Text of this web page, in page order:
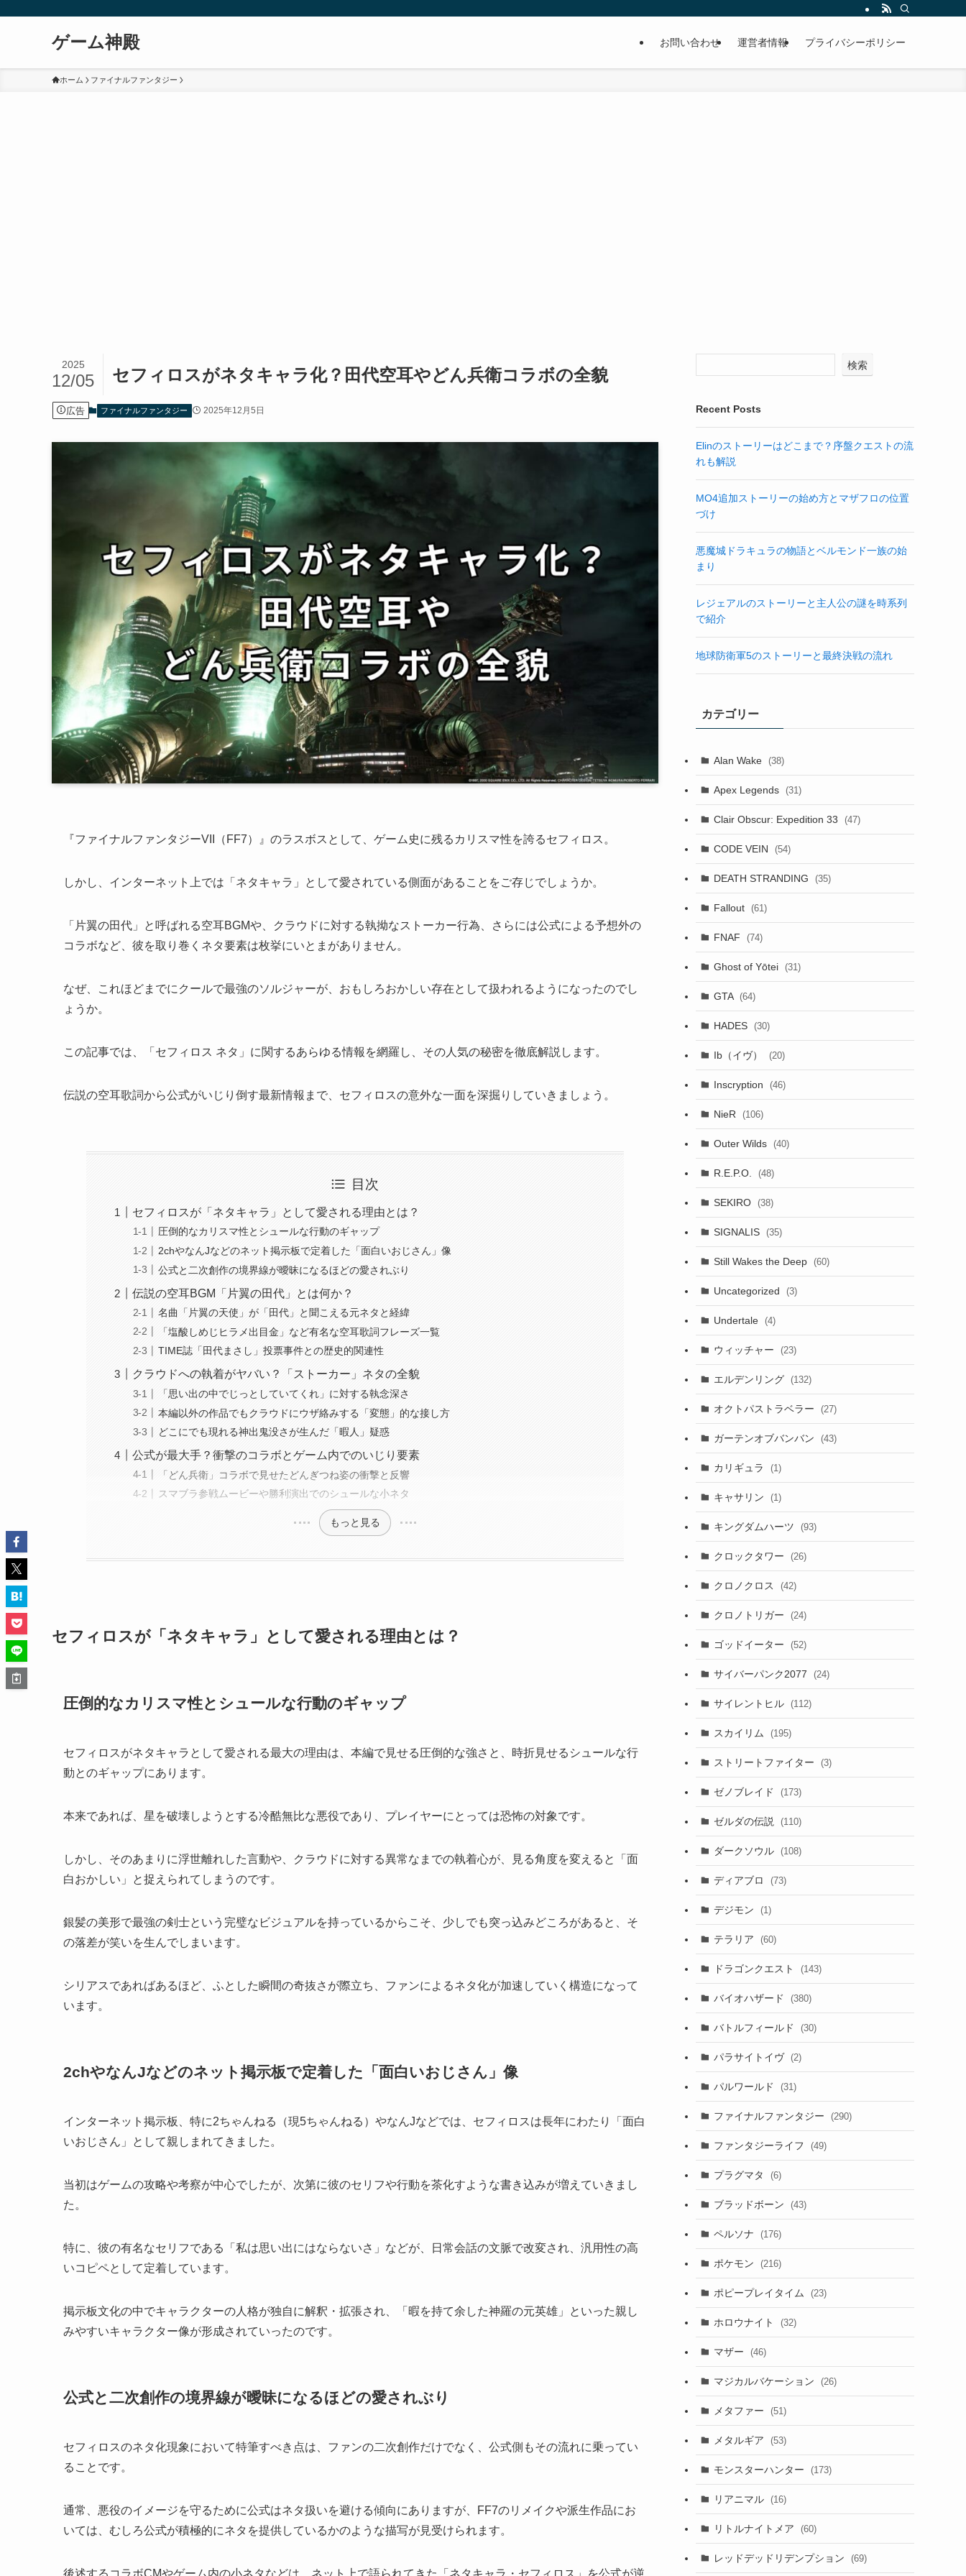
ゲーム神殿 お問い合わせ 運営者情報 プライバシーポリシー
ホーム ファイナルファンタジー
セフィロスがネタキャラ化？田代空耳やどん兵衛コラボの全貌
2025
12/05
広告 ファイナルファンタジー 2025年12月5日
『ファイナルファンタジーVII（FF7）』のラスボスとして、ゲーム史に残るカリスマ性を誇るセフィロス。
しかし、インターネット上では「ネタキャラ」として愛されている側面があることをご存じでしょうか。
「片翼の田代」と呼ばれる空耳BGMや、クラウドに対する執拗なストーカー行為、さらには公式による予想外の
コラボなど、彼を取り巻くネタ要素は枚挙にいとまがありません。
なぜ、これほどまでにクールで最強のソルジャーが、おもしろおかしい存在として扱われるようになったのでし
ょうか。
この記事では、「セフィロス ネタ」に関するあらゆる情報を網羅し、その人気の秘密を徹底解説します。
伝説の空耳歌詞から公式がいじり倒す最新情報まで、セフィロスの意外な一面を深掘りしていきましょう。
目次
セフィロスが「ネタキャラ」として愛される理由とは？
圧倒的なカリスマ性とシュールな行動のギャップ
2chやなんJなどのネット掲示板で定着した「面白いおじさん」像
公式と二次創作の境界線が曖昧になるほどの愛されぶり
伝説の空耳BGM「片翼の田代」とは何か？
名曲「片翼の天使」が「田代」と聞こえる元ネタと経緯
「塩酸しめじヒラメ出目金」など有名な空耳歌詞フレーズ一覧
TIME誌「田代まさし」投票事件との歴史的関連性
クラウドへの執着がヤバい？「ストーカー」ネタの全貌
「思い出の中でじっとしていてくれ」に対する執念深さ
本編以外の作品でもクラウドにウザ絡みする「変態」的な接し方
どこにでも現れる神出鬼没さが生んだ「暇人」疑惑
公式が最大手？衝撃のコラボとゲーム内でのいじり要素
「どん兵衛」コラボで見せたどんぎつね姿の衝撃と反響
スマブラ参戦ムービーや勝利演出でのシュールな小ネタ
もっと見る
セフィロスが「ネタキャラ」として愛される理由とは？
圧倒的なカリスマ性とシュールな行動のギャップ
セフィロスがネタキャラとして愛される最大の理由は、本編で見せる圧倒的な強さと、時折見せるシュールな行
動とのギャップにあります。
本来であれば、星を破壊しようとする冷酷無比な悪役であり、プレイヤーにとっては恐怖の対象です。
しかし、そのあまりに浮世離れした言動や、クラウドに対する異常なまでの執着心が、見る角度を変えると「面
白おかしい」と捉えられてしまうのです。
銀髪の美形で最強の剣士という完璧なビジュアルを持っているからこそ、少しでも突っ込みどころがあると、そ
の落差が笑いを生んでしまいます。
シリアスであればあるほど、ふとした瞬間の奇抜さが際立ち、ファンによるネタ化が加速していく構造になって
います。
2chやなんJなどのネット掲示板で定着した「面白いおじさん」像
インターネット掲示板、特に2ちゃんねる（現5ちゃんねる）やなんJなどでは、セフィロスは長年にわたり「面白
いおじさん」として親しまれてきました。
当初はゲームの攻略や考察が中心でしたが、次第に彼のセリフや行動を茶化すような書き込みが増えていきまし
た。
特に、彼の有名なセリフである「私は思い出にはならないさ」などが、日常会話の文脈で改変され、汎用性の高
いコピペとして定着しています。
掲示板文化の中でキャラクターの人格が独自に解釈・拡張され、「暇を持て余した神羅の元英雄」といった親し
みやすいキャラクター像が形成されていったのです。
公式と二次創作の境界線が曖昧になるほどの愛されぶり
セフィロスのネタ化現象において特筆すべき点は、ファンの二次創作だけでなく、公式側もその流れに乗ってい
ることです。
通常、悪役のイメージを守るために公式はネタ扱いを避ける傾向にありますが、FF7のリメイクや派生作品にお
いては、むしろ公式が積極的にネタを提供しているかのような描写が見受けられます。
検索
Recent Posts
Elinのストーリーはどこまで？序盤クエストの流
れも解説
MO4追加ストーリーの始め方とマザフロの位置
づけ
悪魔城ドラキュラの物語とベルモンド一族の始
まり
レジェアルのストーリーと主人公の謎を時系列
で紹介
地球防衛軍5のストーリーと最終決戦の流れ
カテゴリー
Alan Wake (38)
Apex Legends (31)
Clair Obscur: Expedition 33 (47)
CODE VEIN (54)
DEATH STRANDING (35)
Fallout (61)
FNAF (74)
Ghost of Yōtei (31)
GTA (64)
HADES (30)
Ib（イヴ） (20)
Inscryption (46)
NieR (106)
Outer Wilds (40)
R.E.P.O. (48)
SEKIRO (38)
SIGNALIS (35)
Still Wakes the Deep (60)
Uncategorized (3)
Undertale (4)
ウィッチャー (23)
エルデンリング (132)
オクトパストラベラー (27)
ガーテンオブバンバン (43)
カリギュラ (1)
キャサリン (1)
キングダムハーツ (93)
クロックタワー (26)
クロノクロス (42)
クロノトリガー (24)
ゴッドイーター (52)
サイバーパンク2077 (24)
サイレントヒル (112)
スカイリム (195)
ストリートファイター (3)
ゼノブレイド (173)
ゼルダの伝説 (110)
ダークソウル (108)
ディアブロ (73)
デジモン (1)
テラリア (60)
ドラゴンクエスト (143)
バイオハザード (380)
バトルフィールド (30)
パラサイトイヴ (2)
パルワールド (31)
ファイナルファンタジー (290)
ファンタジーライフ (49)
プラグマタ (6)
ブラッドボーン (43)
ペルソナ (176)
ポケモン (216)
ポピープレイタイム (23)
ホロウナイト (32)
マザー (46)
マジカルバケーション (26)
メタファー (51)
メタルギア (53)
モンスターハンター (173)
リアニマル (16)
リトルナイトメア (60)
レッドデッドリデンプション (69)